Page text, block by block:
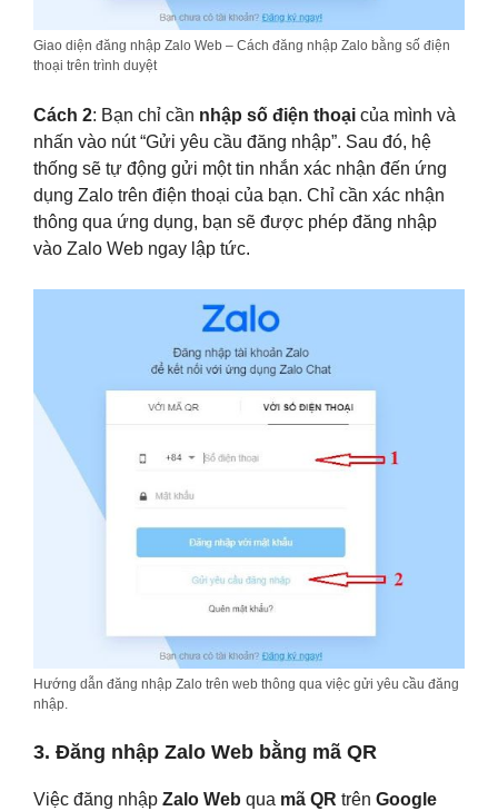
Giao diện đăng nhập Zalo Web – Cách đăng nhập Zalo bằng số điện
thoại trên trình duyệt
Cách 2: Bạn chỉ cần nhập số điện thoại của mình và
nhấn vào nút “Gửi yêu cầu đăng nhập”. Sau đó, hệ
thống sẽ tự động gửi một tin nhắn xác nhận đến ứng
dụng Zalo trên điện thoại của bạn. Chỉ cần xác nhận
thông qua ứng dụng, bạn sẽ được phép đăng nhập
vào Zalo Web ngay lập tức.
Hướng dẫn đăng nhập Zalo trên web thông qua việc gửi yêu cầu đăng
nhập.
3. Đăng nhập Zalo Web bằng mã QR
Việc đăng nhập Zalo Web qua mã QR trên Google